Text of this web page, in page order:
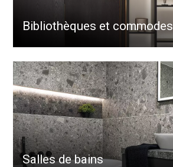
Bibliothèques et commodes
Salles de bains